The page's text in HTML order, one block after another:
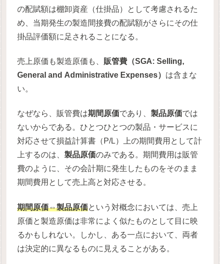
の配賦額は棚卸資産（仕掛品）として考慮されるた
め、当期発生の製造間接費の配賦額がさらにその仕
掛品評価額に足されることになる。
売上原価も製造原価も、 販管費（SGA: Selling,
General and Administrative Expenses） は含まな
い。
なぜなら、販管費は期間原価であり、製品原価では
ないからである。ひとつひとつの製品・サービスに
対応させて損益計算書（P/L）上の期間費用として計
上するのは、製品原価のみである。期間費用は販管
費のように、その会計期に発生したものをそのまま
期間費用として売上高と対応させる。
期間原価⇔製品原価という対概念においては、売上
原価と製造原価は非常によく似たものとして目に映
るかもしれない。しかし、ある一点において、両者
は決定的に異なるものに見えることがある。